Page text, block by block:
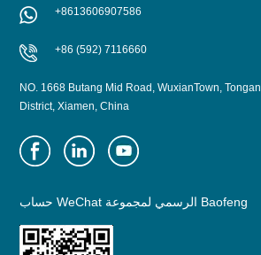
+8613606907586
+86 (592) 7116660
NO. 1668 Butang Mid Road, WuxianTown, Tongan
District, Xiamen, China
حساب WeChat الرسمي لمجموعة Baofeng